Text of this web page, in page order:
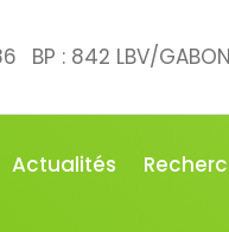
BP : 842 LBV/GABON
Actualités